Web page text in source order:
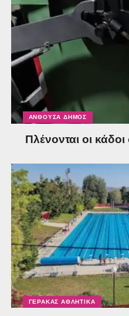
ΑΝΘΟΎΣΑ ΔΉΜΟΣ
Πλένονται οι
ΓΈΡΑΚΑΣ ΑΘΛΗΤΙΚΆ